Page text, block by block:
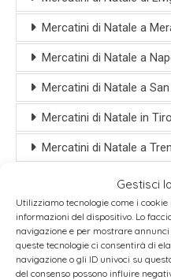
Gestisci
Utilizziamo tecnologie come i
informazioni del dispositivo. Lo
navigazione e per mostrare
queste tecnologie ci consentirà di
navigazione o gli ID univoci su
del consenso possono influire
Mercatini di Natale a
Mercatini di Natale a
Mercatini di Natale a
Mercatini di Natale in
Mercatini di Natale a
Guida ai Mercatini di
PARTI CON NOI